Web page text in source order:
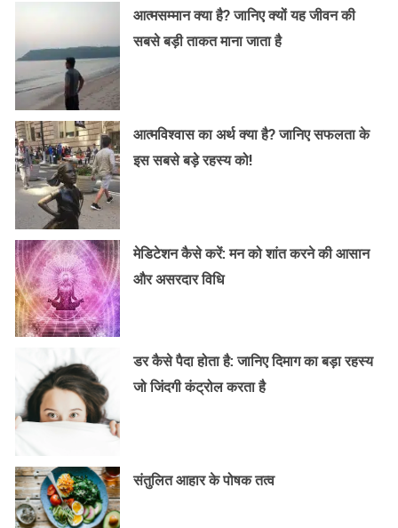
आत्मसम्मान क्या है? जानिए क्यों यह जीवन की
सबसे बड़ी ताकत माना जाता है
आत्मविश्वास का अर्थ क्या है? जानिए सफलता के
इस सबसे बड़े रहस्य को!
मेडिटेशन कैसे करें: मन को शांत करने की आसान
और असरदार विधि
डर कैसे पैदा होता है: जानिए दिमाग का बड़ा रहस्य
जो जिंदगी कंट्रोल करता है
संतुलित आहार के पोषक तत्व